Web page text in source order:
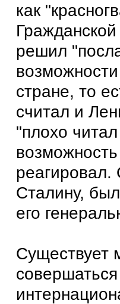
как
решил
стране, то
считал и
"плохо
Сталину,
его
Существует